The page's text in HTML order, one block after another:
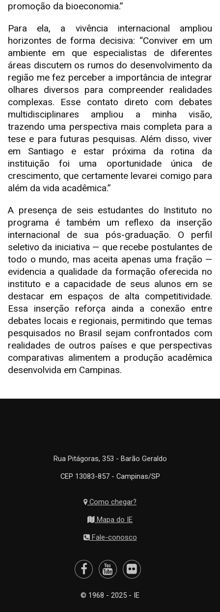
promoção da bioeconomia.”
Para ela, a vivência internacional ampliou
horizontes de forma decisiva: “Conviver em um
ambiente em que especialistas de diferentes
áreas discutem os rumos do desenvolvimento da
região me fez perceber a importância de integrar
olhares diversos para compreender realidades
complexas. Esse contato direto com debates
multidisciplinares ampliou a minha visão,
trazendo uma perspectiva mais completa para a
tese e para futuras pesquisas. Além disso, viver
em Santiago e estar próxima da rotina da
instituição foi uma oportunidade única de
crescimento, que certamente levarei comigo para
além da vida acadêmica.”
A presença de seis estudantes do Instituto no
programa é também um reflexo da inserção
internacional de sua pós-graduação. O perfil
seletivo da iniciativa — que recebe postulantes de
todo o mundo, mas aceita apenas uma fração —
evidencia a qualidade da formação oferecida no
instituto e a capacidade de seus alunos em se
destacar em espaços de alta competitividade.
Essa inserção reforça ainda a conexão entre
debates locais e regionais, permitindo que temas
pesquisados no Brasil sejam confrontados com
realidades de outros países e que perspectivas
comparativas alimentem a produção acadêmica
desenvolvida em Campinas.
Rua Pitágoras, 353 - Barão Geraldo
CEP 13083-857 - Campinas/SP
Como chegar?
Mapa do IE
Fale-conosco
© 1968 - 2025 - IE